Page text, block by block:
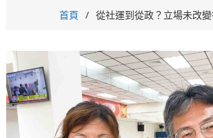
首頁 從社運到從政？立場未改